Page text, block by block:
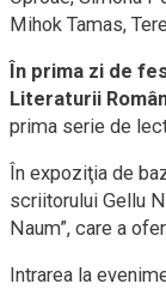
Mihok Tamas,
În prima zi de
Literaturii
prima serie de
În expoziţia de
scriitorului Gellu
Naum”, care a
Intrarea la